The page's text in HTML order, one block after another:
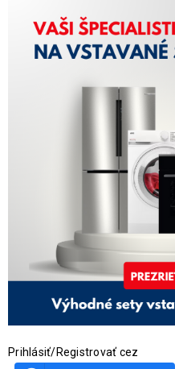
Prihlásiť/Registrovať cez